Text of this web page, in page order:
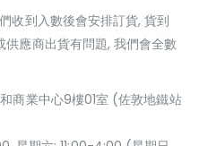
收到入數後會安排訂貨, 貨到
應商出貨有問題, 我們會全數
商業中心9樓01室 (佐敦地鐵站